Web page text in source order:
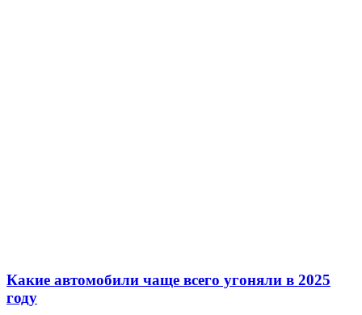
Какие автомобили чаще всего угоняли в 2025
году